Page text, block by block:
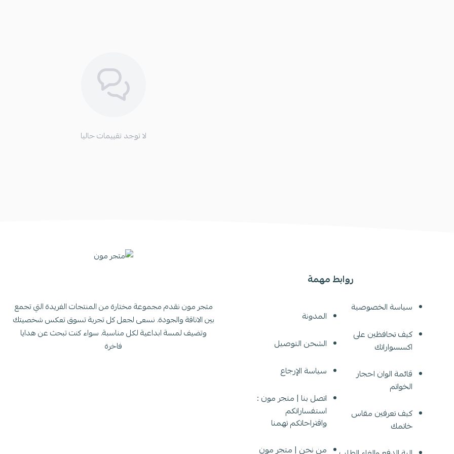
لا توجد تقييمات حاليا
روابط مهمة
سياسة الخصوصية
كيف تحافظين على
اكسسواراتك
قائمة الوان احجار
الخواتم
كيف تعرفين مقاس
خاتمك
المدونة
الشحن التوصيل
سياسة الإرجاع
اتصل بنا | متجر مون :
استفساراتكم
واقتراحاتكم تهمنا
من نحن | متجر مون
متجر مون نقدم مجموعة مختارة من المنتجات الفريدة التي تجمع
بين الاناقة والجودة. نسعى لجعل كل تجربة تسوق تعكس شخصيتك
وتضيف لمسة ابداعية لكل مناسبة. سواء كنت تبحث عن هدايا
فاخرة